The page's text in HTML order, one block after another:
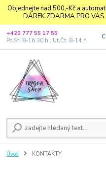
Objednejte nad 500,-Kč a
DÁREK ZDARMA PRO
+420 777 55 17 55
Po,St: 8-16.30 h., Út,Čt: 8-14 h.
Úvod KONTAKTY